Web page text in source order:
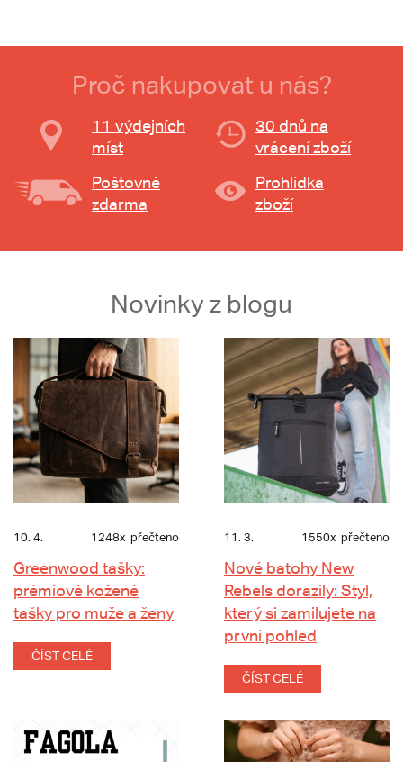
Proč nakupovat u nás?
11 výdejních
míst
30 dnů na
vrácení zboží
Poštovné
zdarma
Prohlídka
zboží
Novinky z blogu
10. 4. 1248x přečteno
Greenwood tašky:
prémiové kožené
tašky pro muže a ženy
ČÍST CELÉ
11. 3. 1550x přečteno
Nové batohy New
Rebels dorazily: Styl,
který si zamilujete na
první pohled
ČÍST CELÉ